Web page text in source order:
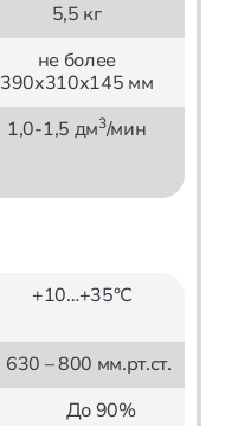
5,5 кг
не более
390х310х145 мм
1,0-1,5 дм3/мин
+10…+35°С
630 – 800 мм.рт.ст.
До 90%